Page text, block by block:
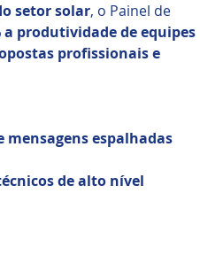
setor solar, o Painel de
a produtividade de equipes
profissionais e
mensagens espalhadas
de alto nível